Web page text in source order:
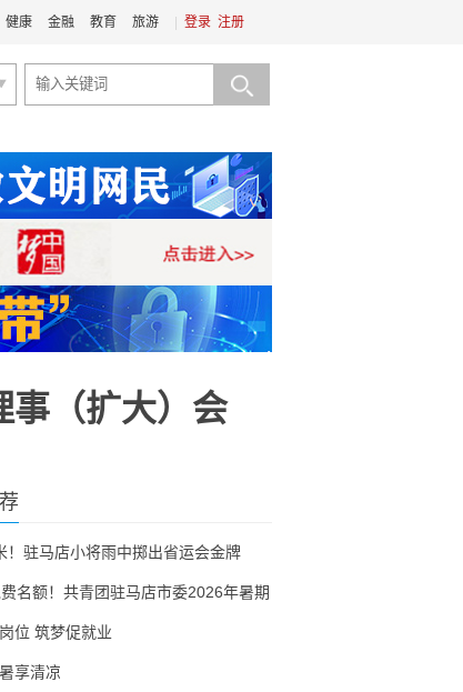
登录 注册
健康 金融 教育 旅游
事（扩大）会
！驻马店小将雨中掷出省运会金牌
名额！共青团驻马店市委2026年暑期
位 筑梦促就业
享清凉